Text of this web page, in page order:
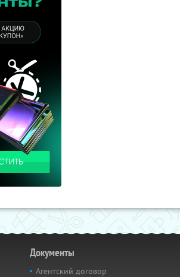
Документы
Агентский договор